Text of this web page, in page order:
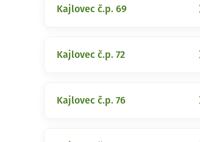
Kajlovec č.p. 69
Kajlovec č.p. 72
Kajlovec č.p. 76